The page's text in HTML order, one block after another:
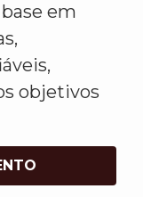
em
objetivos